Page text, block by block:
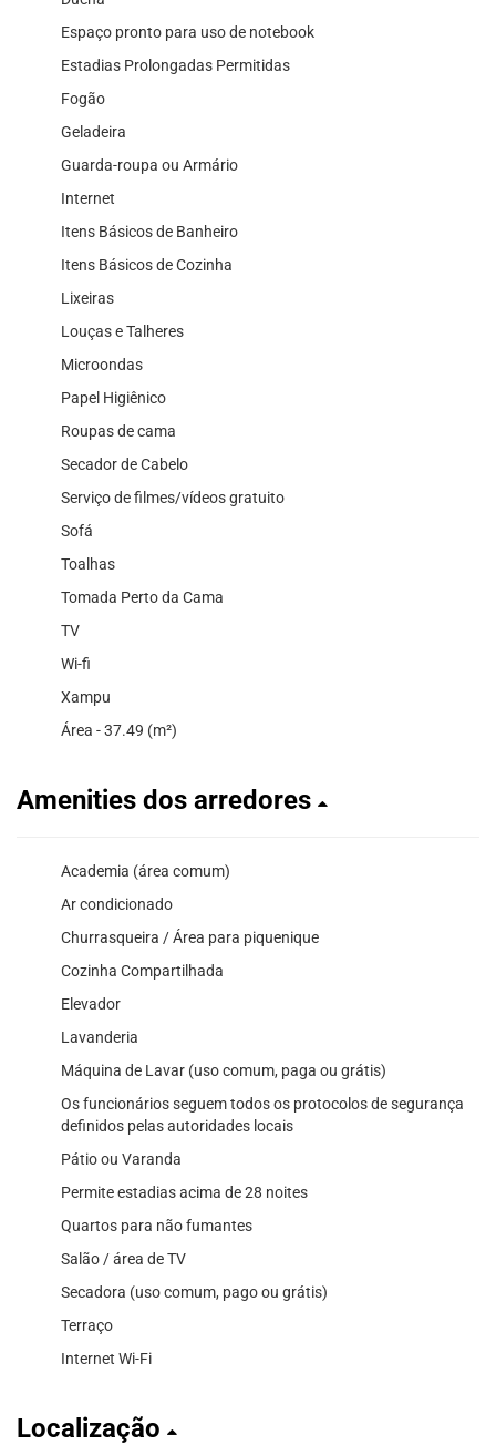
Espaço pronto para uso de notebook
Estadias Prolongadas Permitidas
Fogão
Geladeira
Guarda-roupa ou Armário
Internet
Itens Básicos de Banheiro
Itens Básicos de Cozinha
Lixeiras
Louças e Talheres
Microondas
Papel Higiênico
Roupas de cama
Secador de Cabelo
Serviço de filmes/vídeos gratuito
Sofá
Toalhas
Tomada Perto da Cama
TV
Wi-fi
Xampu
Área - 37.49 (m²)
Amenities dos arredores
Academia (área comum)
Ar condicionado
Churrasqueira / Área para piquenique
Cozinha Compartilhada
Elevador
Lavanderia
Máquina de Lavar (uso comum, paga ou grátis)
Os funcionários seguem todos os protocolos de segurança
definidos pelas autoridades locais
Pátio ou Varanda
Permite estadias acima de 28 noites
Quartos para não fumantes
Salão / área de TV
Secadora (uso comum, pago ou grátis)
Terraço
Internet Wi-Fi
Localização